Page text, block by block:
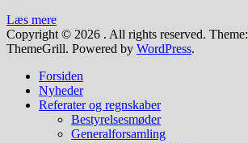
Læs mere
Copyright © 2026 . All rights reserved. Theme:
ThemeGrill. Powered by WordPress.
Forsiden
Nyheder
Referater og regnskaber
Bestyrelsesmøder
Generalforsamling